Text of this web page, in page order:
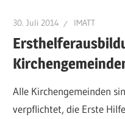
30. Juli 2014 IMATT
Alle Kirchengemeinden
verpflichtet, die Erste